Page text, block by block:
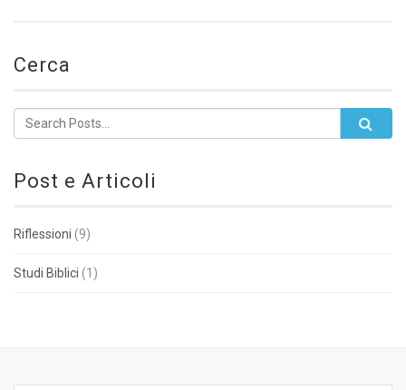
Cerca
Post e Articoli
Riflessioni (9)
Studi Biblici (1)